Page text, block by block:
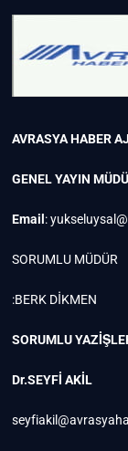
AVRASYA HABER
GENEL YAYIN
Email :
SORUMLU MÜDÜR
:BERK DİKMEN
SORUMLU
Dr.SEYFİ AKİL